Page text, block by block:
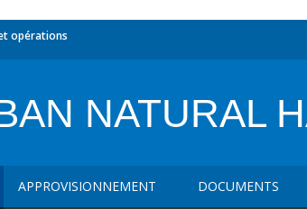
opérations
NATURAL
APPROVISIONNEMENT DOCUMENTS